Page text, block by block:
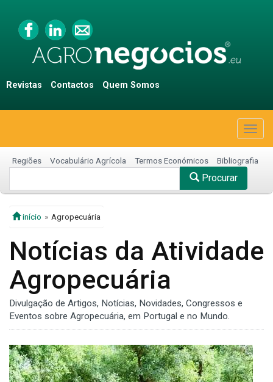
Revistas Contactos Quem Somos
Regiões Vocabulário Agrícola Termos Económicos Bibliografia
Procurar
início Agropecuária
Notícias da Atividade
Agropecuária
Divulgação de Artigos, Notícias, Novidades, Congressos e
Eventos sobre Agropecuária, em Portugal e no Mundo.